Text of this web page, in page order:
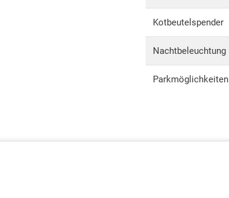
Kotbeutelspender
Nachtbeleuchtung
Parkmöglichkeiten